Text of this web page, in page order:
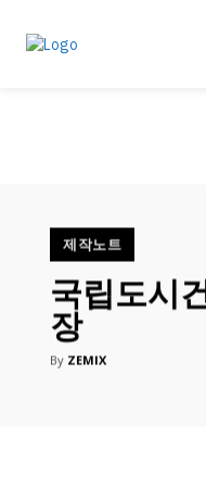
제작노트
국립도시
장
By ZEMIX